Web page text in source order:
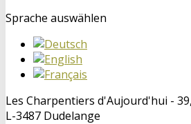
Sprache auswählen
Les Charpentiers d'Aujourd'hui -
L-3487 Dudelange